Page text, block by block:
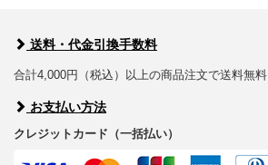
送料・代金引換手数料
合計4,000円（税込）以上の商品注文で送料無料
お支払い方法
クレジットカード（一括払い）